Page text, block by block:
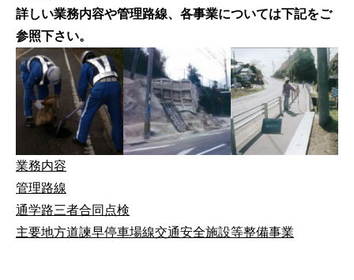
詳しい業務内容や管理路線、各事業については下記をご
参照下さい。
業務内容
管理路線
通学路三者合同点検
主要地方道諫早停車場線交通安全施設等整備事業